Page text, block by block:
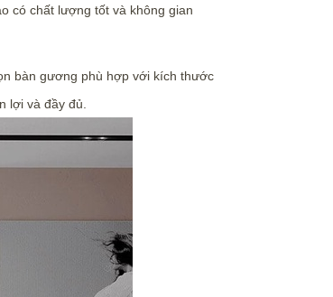
có chất lượng tốt và không gian
bàn gương phù hợp với kích thước
lợi và đầy đủ.